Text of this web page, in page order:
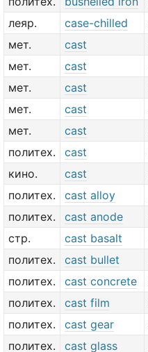
леяр.
case-chilled
мет.
cast
мет.
cast
мет.
cast
мет.
cast
мет.
cast
политех.
cast
кино.
cast
политех.
cast alloy
политех.
cast anode
стр.
cast basalt
политех.
cast bullet
политех.
cast concrete
политех.
cast film
политех.
cast gear
политех.
cast glass